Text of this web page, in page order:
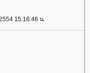
15:16:46 น.